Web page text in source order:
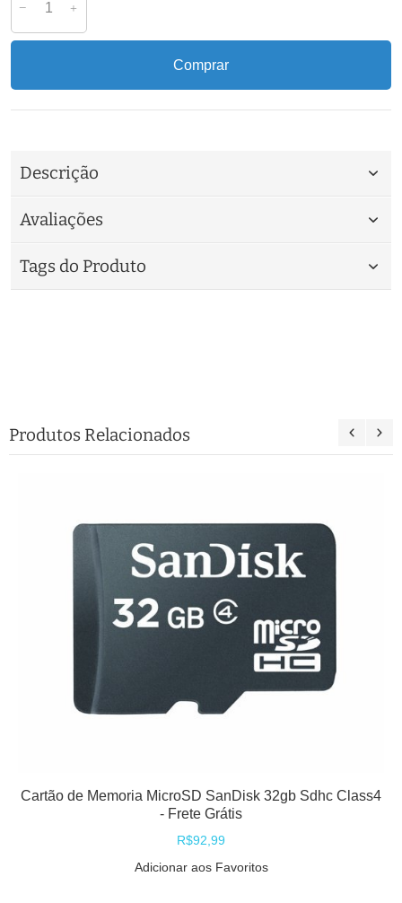
Comprar
Descrição
Avaliações
Tags do Produto
Produtos Relacionados
Cartão de Memoria MicroSD SanDisk 32gb Sdhc Class4
- Frete Grátis
R$92,99
Adicionar aos Favoritos